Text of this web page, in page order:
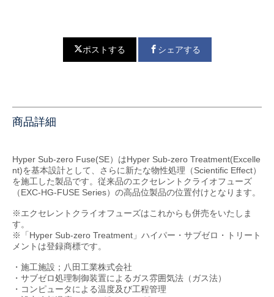
ポストする シェアする
商品詳細
Hyper Sub-zero Fuse(SE）はHyper Sub-zero Treatment(Excelle
nt)を基本設計として、さらに新たな物性処理（Scientific Effect）
を施工した製品です。従来品のエクセレントクライオフューズ
（EXC-HG-FUSE Series）の高品位製品の位置付けとなります。
※エクセレントクライオフューズはこれからも併売をいたしま
す。
※「Hyper Sub-zero Treatment」ハイパー・サブゼロ・トリート
メントは登録商標です。
・施工施設；八田工業株式会社
・サブゼロ処理制御装置によるガス雰囲気法（ガス法）
・コンピュータによる温度及び工程管理